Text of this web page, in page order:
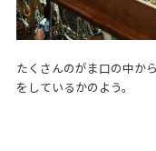
たくさんのがま口の中か
をしているかのよう。